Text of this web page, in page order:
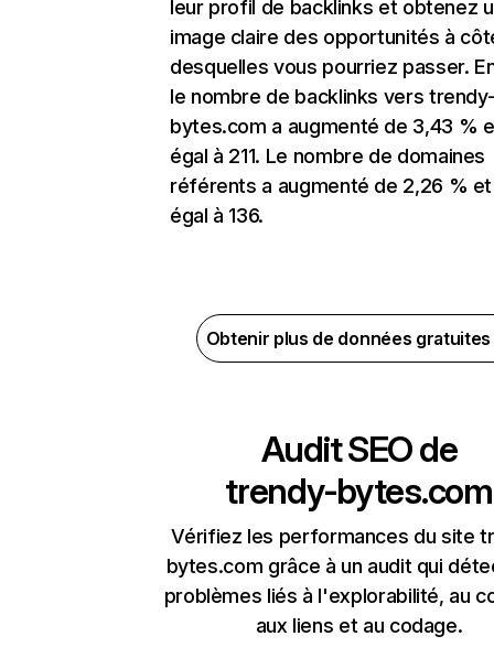
leur profil de backlinks et obtenez
image claire des opportunités à
desquelles vous pourriez passer.
le nombre de backlinks vers
bytes.com a augmenté de 3,43 %
égal à 211. Le nombre de domaines
référents a augmenté de 2,26 %
égal à 136.
Obtenir plus de données
Audit SEO de
trendy-bytes.com
Vérifiez les performances du site
bytes.com grâce à un audit qui
problèmes liés à l'explorabilité, au
aux liens et au codage.